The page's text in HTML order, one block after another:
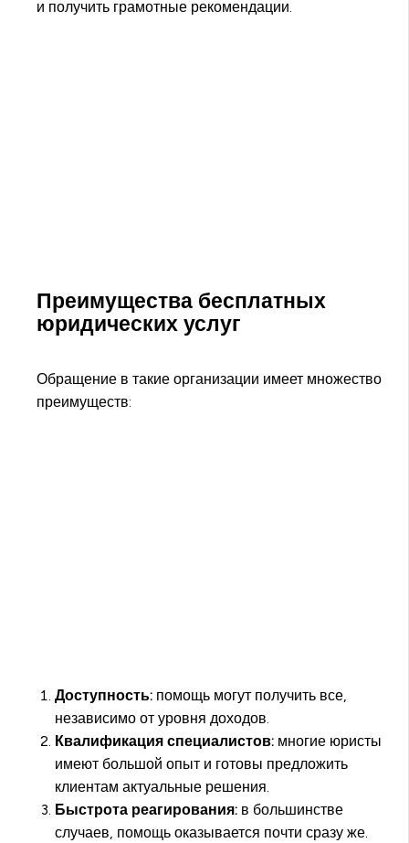
и получить грамотные рекомендации.
Преимущества бесплатных
юридических услуг
Обращение в такие организации имеет множество
преимуществ:
Доступность: помощь могут получить все,
независимо от уровня доходов.
Квалификация специалистов: многие юристы
имеют большой опыт и готовы предложить
клиентам актуальные решения.
Быстрота реагирования: в большинстве
случаев, помощь оказывается почти сразу же.